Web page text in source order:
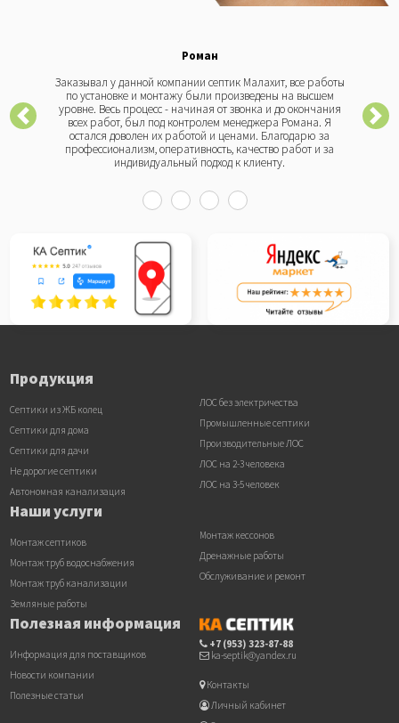
Роман
Заказывал у данной компании септик Малахит, все работы
по установке и монтажу были произведены на высшем
уровне. Весь процесс - начиная от звонка и до окончания
всех работ, был под контролем менеджера Романа. Я
остался доволен их работой и ценами. Благодарю за
профессионализм, оперативность, качество работ и за
индивидуальный подход к клиенту.
Продукция
Септики из ЖБ колец
Септики для дома
Септики для дачи
Не дорогие септики
Автономная канализация
ЛОС без электричества
Промышленные септики
Производительные ЛОС
ЛОС на 2-3 человека
ЛОС на 3-5 человек
Наши услуги
Монтаж септиков
Монтаж труб водоснабжения
Монтаж труб канализации
Земляные работы
Монтаж кессонов
Дренажные работы
Обслуживание и ремонт
Полезная информация
Информация для поставщиков
Новости компании
Полезные статьи
+7 (953) 323-87-88
ka-septik@yandex.ru
Контакты
Личный кабинет